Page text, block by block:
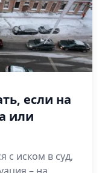
если на
или
с иском в суд,